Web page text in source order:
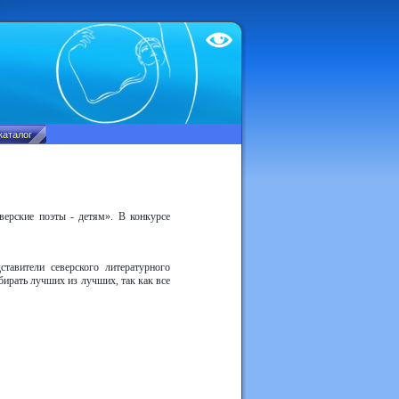
Test
поэты - детям». В конкурсе
северского литературного
лучших из лучших, так как все